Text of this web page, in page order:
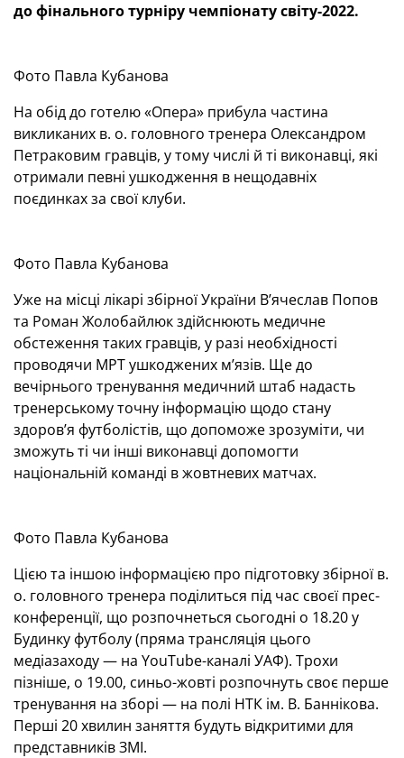
до фінального турніру чемпіонату світу-2022.
Фото Павла Кубанова
На обід до готелю «Опера» прибула частина
викликаних в. о. головного тренера Олександром
Петраковим гравців, у тому числі й ті виконавці, які
отримали певні ушкодження в нещодавніх
поєдинках за свої клуби.
Фото Павла Кубанова
Уже на місці лікарі збірної України В’ячеслав Попов
та Роман Жолобайлюк здійснюють медичне
обстеження таких гравців, у разі необхідності
проводячи МРТ ушкоджених м’язів. Ще до
вечірнього тренування медичний штаб надасть
тренерському точну інформацію щодо стану
здоров’я футболістів, що допоможе зрозуміти, чи
зможуть ті чи інші виконавці допомогти
національній команді в жовтневих матчах.
Фото Павла Кубанова
Цією та іншою інформацією про підготовку збірної в.
о. головного тренера поділиться під час своєї прес-
конференції, що розпочнеться сьогодні о 18.20 у
Будинку футболу (пряма трансляція цього
медіазаходу — на YouTube-каналі УАФ). Трохи
пізніше, о 19.00, синьо-жовті розпочнуть своє перше
тренування на зборі — на полі НТК ім. В. Баннікова.
Перші 20 хвилин заняття будуть відкритими для
представників ЗМІ.